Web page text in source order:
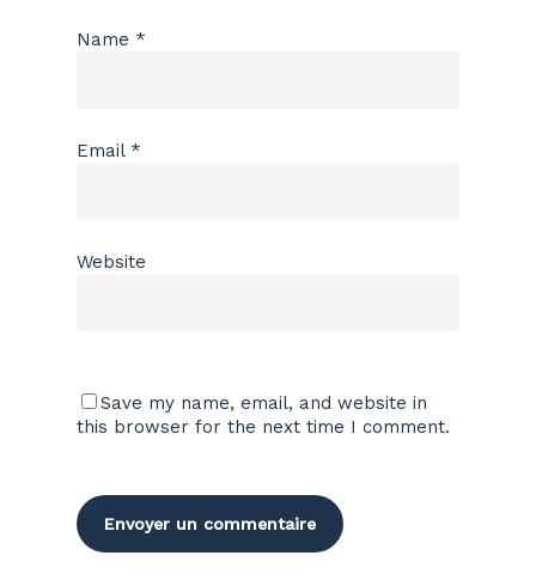
Name *
Email *
Website
Save my name, email, and website in
this browser for the next time I comment.